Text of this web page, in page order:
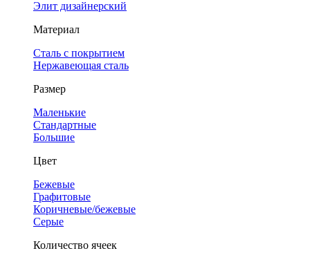
Элит дизайнерский
Материал
Сталь с покрытием
Нержавеющая сталь
Размер
Маленькие
Стандартные
Большие
Цвет
Бежевые
Графитовые
Коричневые/бежевые
Серые
Количество ячеек